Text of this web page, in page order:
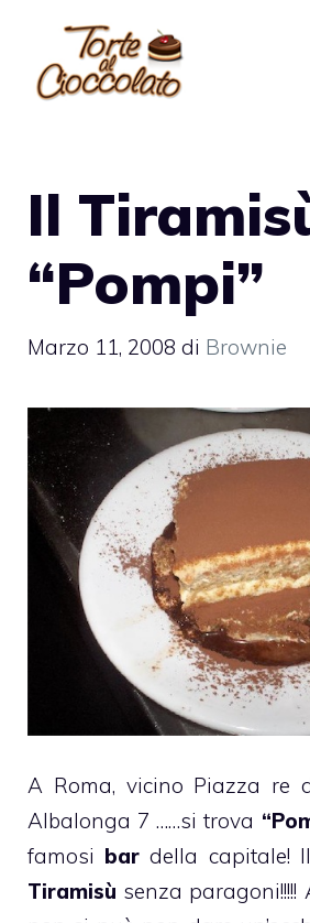
contenuto
Il
“Pompi”
Marzo 11, 2008 di Brownie
A Roma, vicino Piazza re
Albalonga 7 ……si trova
famosi bar della capitale!
Tiramisù senza